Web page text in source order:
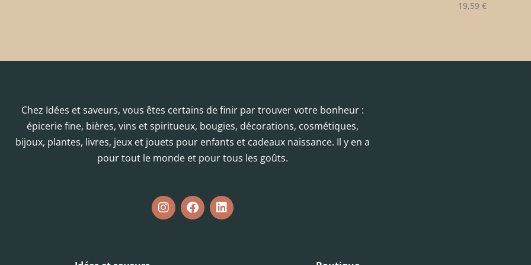
19,59 €
Chez Idées et saveurs, vous êtes certains de finir par trouver votre bonheur :
épicerie fine, bières, vins et spiritueux, bougies, décorations, cosmétiques,
bijoux, plantes, livres, jeux et jouets pour enfants et cadeaux naissance. Il y en a
pour tout le monde et pour tous les goûts.